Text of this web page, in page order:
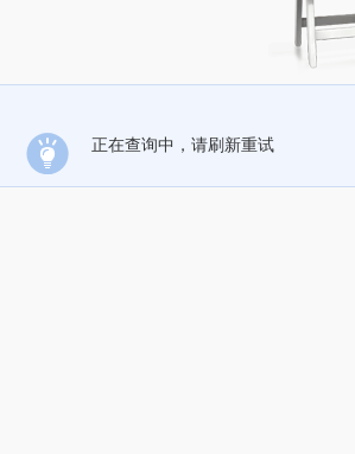
正在查询中，请刷新重试